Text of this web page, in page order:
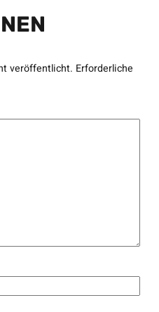
veröffentlicht. Erforderliche